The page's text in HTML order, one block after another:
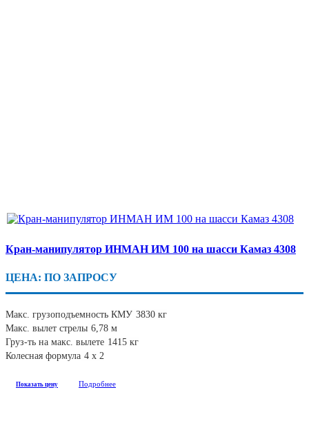
Кран-манипулятор ИНМАН ИМ 100 на шасси Камаз 4308
ЦЕНА: ПО ЗАПРОСУ
Макс. грузоподъемность КМУ 3830 кг
Макс. вылет стрелы 6,78 м
Груз-ть на макс. вылете 1415 кг
Колесная формула 4 х 2
Показать цену Подробнее